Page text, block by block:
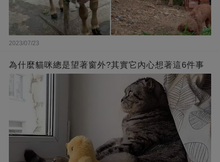
2023/07/23
為什麼貓咪總是望著窗外?其實它內心想著這6件事